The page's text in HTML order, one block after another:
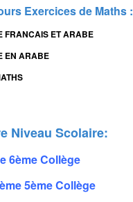
Exercices de Maths :
FRANCAIS ET ARABE
EN ARABE
Niveau Scolaire:
6ème Collège
5ème Collège